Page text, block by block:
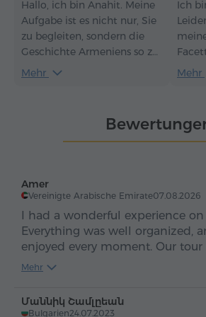
Hallo, ich bin Anahit. Meine
Aufgabe ist es nicht nur, Sie
zu begleiten, sondern die
Geschichte Armeniens so zu
erzählen, dass selbst die
Erinnerung werden kann,
wenn sie durch das Herz
Armenien zeigen – seine
und seine menschliche
Wärme. Wenn Sie möchten,
dass Ihre Tour mehr ist als
nur eine Liste von Fakten,
Begegnung mit dem Land,
Mehr
Ich
Mehr
Amer
Vereinigte Arabische Emirate07.08.2026
I had a wonderful experience
Everything was well organized,
enjoyed every moment. Our tour
made a huge difference—she
professional. I would absolutely
Mehr
Մաննիկ Շամլըեան
Bulgarien24.07.2023